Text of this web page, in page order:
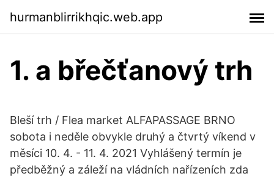
hurmanblirrikhqic.web.app
1. a břečťanový trh
Bleší trh / Flea market ALFAPASSAGE BRNO
sobota i neděle obvykle druhý a čtvrtý víkend v
měsíci 10. 4. - 11. 4. 2021 Vyhlášený termín je
předběžný a záleží na vládních nařízeních zda